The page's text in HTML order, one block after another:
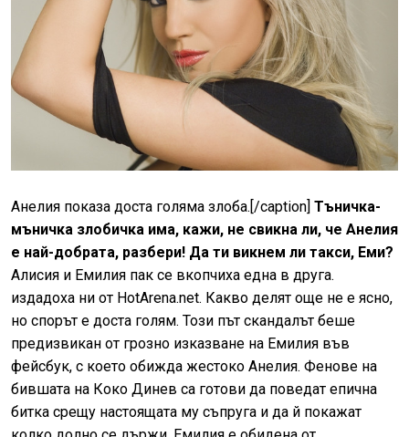
Анелия показа доста голяма злоба.[/caption] Тъничка-
мъничка злобичка има, кажи, не свикна ли, че Анелия
е най-добрата, разбери! Да ти викнем ли такси, Еми?
Алисия и Емилия пак се вкопчиха една в друга.
издадоха ни от HotArena.net. Какво делят още не е ясно,
но спорът е доста голям. Този път скандалът беше
предизвикан от грозно изказване на Емилия във
фейсбук, с което обижда жестоко Анелия. Фенове на
бившата на Коко Динев са готови да поведат епична
битка срещу настоящата му съпруга и да й покажат